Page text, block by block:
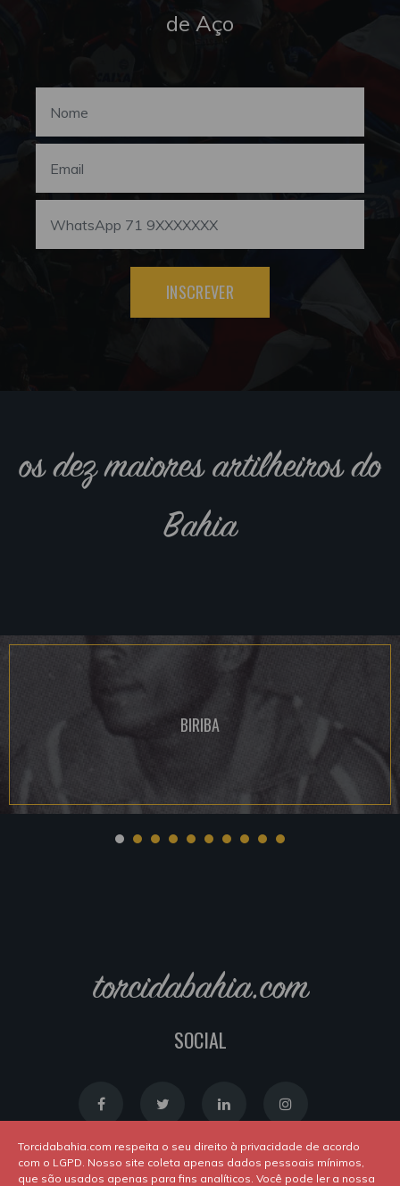
de Aço
INSCREVER
os dez maiores artilheiros do
Bahia
BIRIBA
torcidabahia.com
SOCIAL
Torcidabahia.com respeita o seu direito à privacidade de acordo
com o LGPD. Nosso site coleta apenas dados pessoais mínimos,
que são usados apenas para fins analíticos. Você pode ler a nossa